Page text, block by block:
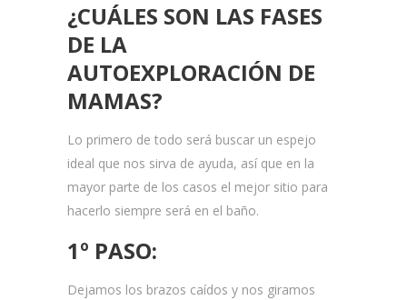
¿CUÁLES SON LAS FASES
DE LA
AUTOEXPLORACIÓN DE
MAMAS?
Lo primero de todo será buscar un espejo
ideal que nos sirva de ayuda, así que en la
mayor parte de los casos el mejor sitio para
hacerlo siempre será en el baño.
1º PASO:
Dejamos los brazos caídos y nos giramos